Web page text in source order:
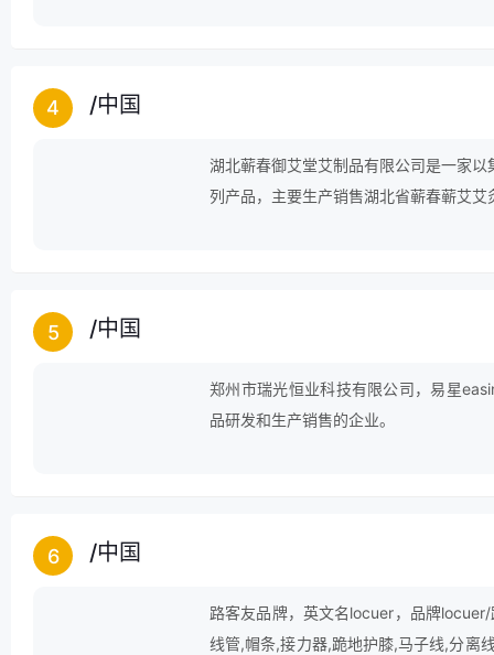
4 /中国
湖北蕲春御艾堂艾制品有限公司是一家
列产品，主要生产销售湖北省蕲春蕲艾
5 /中国
郑州市瑞光恒业科技有限公司，易星
品研发和生产销售的企业。
6 /中国
路客友品牌，英文名locuer，品牌
线管,帽条,接力器,跪地护膝,马子线,分离